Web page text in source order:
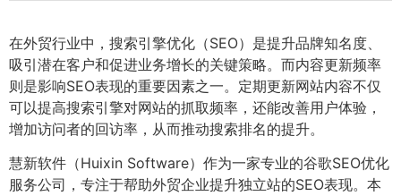
在外贸行业中，搜索引擎优化（SEO）是提升品牌知名度、
吸引潜在客户和促进业务增长的关键策略。而内容更新频率
则是影响SEO表现的重要因素之一。定期更新网站内容不仅
可以提高搜索引擎对网站的抓取频率，还能改善用户体验，
增加访问者的回访率，从而推动搜索排名的提升。
慧新软件（Huixin Software）作为一家专业的谷歌SEO优化
服务公司，专注于帮助外贸企业提升独立站的SEO表现。本